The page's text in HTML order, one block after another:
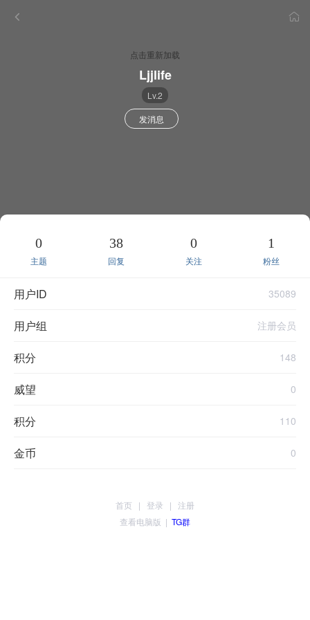
点击重新加载
Ljjlife
Lv.2
发消息
0
主题
38
回复
0
关注
1
粉丝
用户ID 35089
用户组 注册会员
积分 148
威望 0
积分 110
金币 0
首页 | 登录 | 注册
查看电脑版 | TG群